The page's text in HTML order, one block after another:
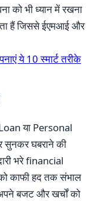
को भी ध्यान में रखना
हैं जिससे ईएमआई और
ये 10 स्मार्ट तरीके
या Personal
सुनकर घबराने की
भरे financial
काफी हद तक संभाल
बजट और खर्चों को